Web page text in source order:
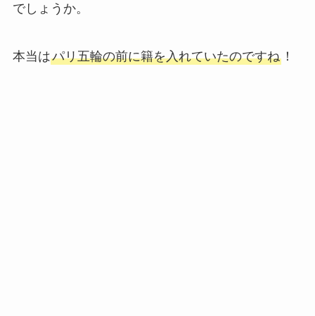
でしょうか。
本当はパリ五輪の前に籍を入れていたのですね！